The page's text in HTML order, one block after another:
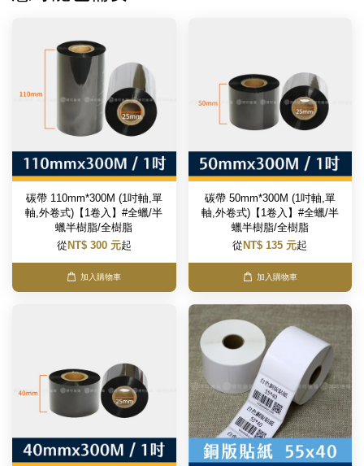
碳帶 110mm*300M (1吋軸,單
軸,外卷式)【1卷入】#全蠟/半
蠟半樹脂/全樹脂
從 NT$ 300 元起
加入購物車
碳帶 50mm*300M (1吋軸,單
軸,外卷式)【1卷入】#全蠟/半
蠟半樹脂/全樹脂
從 NT$ 135 元起
加入購物車